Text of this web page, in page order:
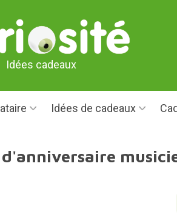
Idées cadeaux
Idées de cadeaux